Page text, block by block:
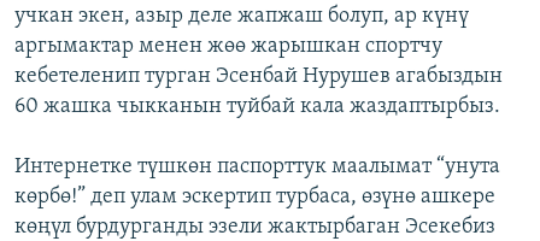
учкан экен, азыр деле жапжаш болуп, ар күнү
аргымактар менен жөө жарышкан спортчу
кебетеленип турган Эсенбай Нурушев агабыздын
60 жашка чыкканын туйбай кала жаздаптырбыз.
Интернетке түшкөн паспорттук маалымат “унута
көрбө!” деп улам эскертип турбаса, өзүнө ашкере
көңүл бурдурганды эзели жактырбаган Эсекебиз